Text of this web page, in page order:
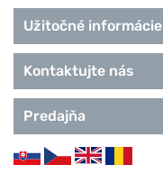
T-Pocket
Remienky Tissot
Užitočné informácie
Kontaktujte nás
Predajňa